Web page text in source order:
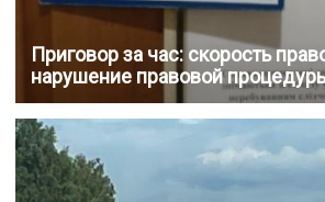
Приговор за час: скорость
нарушение правовой